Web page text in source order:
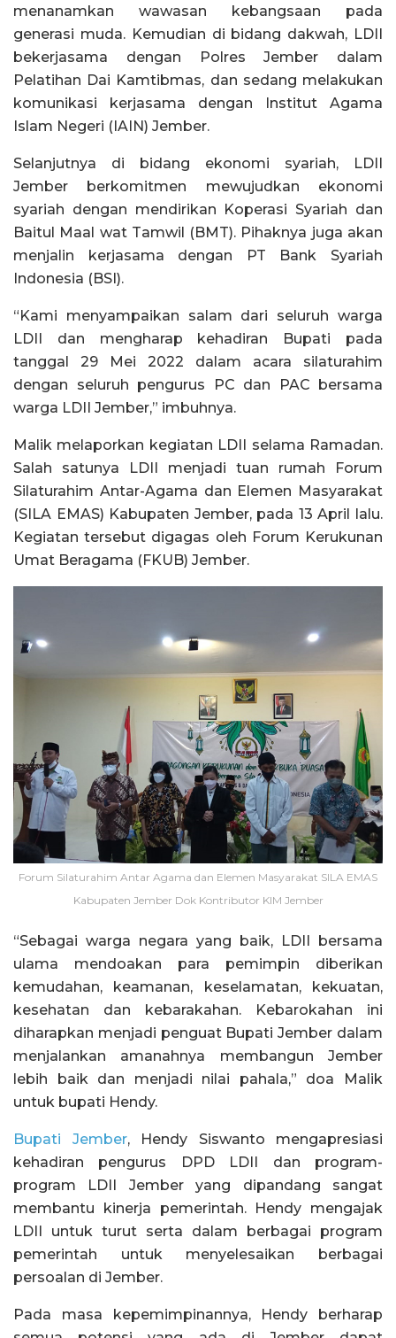
menanamkan wawasan kebangsaan pada
generasi muda. Kemudian di bidang dakwah, LDII
bekerjasama dengan Polres Jember dalam
Pelatihan Dai Kamtibmas, dan sedang melakukan
komunikasi kerjasama dengan Institut Agama
Islam Negeri (IAIN) Jember.
Selanjutnya di bidang ekonomi syariah, LDII
Jember berkomitmen mewujudkan ekonomi
syariah dengan mendirikan Koperasi Syariah dan
Baitul Maal wat Tamwil (BMT). Pihaknya juga akan
menjalin kerjasama dengan PT Bank Syariah
Indonesia (BSI).
“Kami menyampaikan salam dari seluruh warga
LDII dan mengharap kehadiran Bupati pada
tanggal 29 Mei 2022 dalam acara silaturahim
dengan seluruh pengurus PC dan PAC bersama
warga LDII Jember,” imbuhnya.
Malik melaporkan kegiatan LDII selama Ramadan.
Salah satunya LDII menjadi tuan rumah Forum
Silaturahim Antar-Agama dan Elemen Masyarakat
(SILA EMAS) Kabupaten Jember, pada 13 April lalu.
Kegiatan tersebut digagas oleh Forum Kerukunan
Umat Beragama (FKUB) Jember.
Forum Silaturahim Antar Agama dan Elemen Masyarakat SILA EMAS
Kabupaten Jember Dok Kontributor KIM Jember
“Sebagai warga negara yang baik, LDII bersama
ulama mendoakan para pemimpin diberikan
kemudahan, keamanan, keselamatan, kekuatan,
kesehatan dan kebarakahan. Kebarokahan ini
diharapkan menjadi penguat Bupati Jember dalam
menjalankan amanahnya membangun Jember
lebih baik dan menjadi nilai pahala,” doa Malik
untuk bupati Hendy.
Bupati Jember, Hendy Siswanto mengapresiasi
kehadiran pengurus DPD LDII dan program-
program LDII Jember yang dipandang sangat
membantu kinerja pemerintah. Hendy mengajak
LDII untuk turut serta dalam berbagai program
pemerintah untuk menyelesaikan berbagai
persoalan di Jember.
Pada masa kepemimpinannya, Hendy berharap